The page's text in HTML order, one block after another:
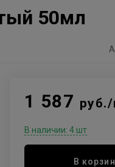
50мл
1 587
В наличии: 4 шт
В